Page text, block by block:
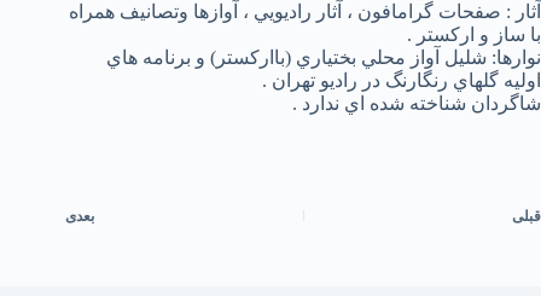
آثار : صفحات گرامافون ، آثار راديويي ، آوازها وتصانيف همراه
با ساز و اركستر .
نوارها: شليل آواز محلي بختياري (بااركستر) و برنامه هاي
اوليه گلهاي رنگارنگ در راديو تهران .
شاگردان شناخته شده اي ندارد .
قبلی بعدی